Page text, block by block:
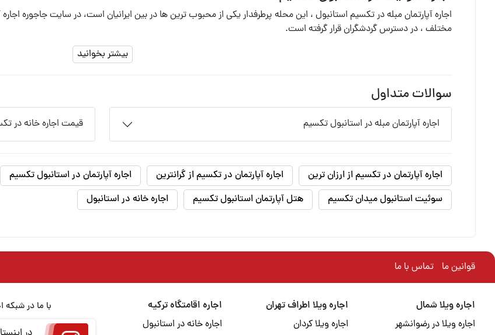
اجاره آپارتمان مبله در تکسیم استانبول ، این محله پرطرفدار یکی از محبوب ترین ها در بین ایرانیان است، در سایت جاجوره
مختلف ، در دسترس گردشگران قرار گرفته است.
بیشتر بخوانید
سوالات متداول
اجاره آپارتمان مبله در استانبول تکسیم قیمت اجاره خانه در
اجاره آپارتمان در تکسیم از ارزان ترین اجاره آپارتمان در تکسیم از گرانترین اجاره آپارتمان در استانبول تکسیم
سوئیت استانبول میدان تکسیم
هتل آپارتمان استانبول تکسیم اجاره خانه در استانبول
قوانین ما تماس با ما
اجاره ویلا شمال
اجاره ویلا در رضوانشهر
اجاره ویلا اطراف تهران
اجاره ویلا کردان
اجاره اقامتگاه ترکیه
اجاره خانه در استانبول
با ما در شبکه